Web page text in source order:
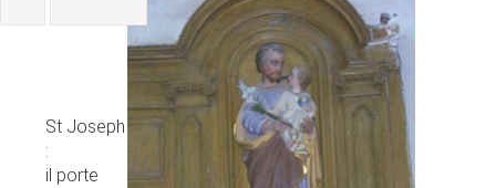
St Joseph
:
il porte